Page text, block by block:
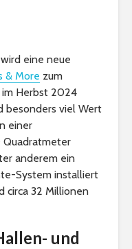
eine neue
& More zum
im Herbst 2024
besonders viel Wert
einer
Quadratmeter
anderem ein
System installiert
circa 32 Millionen
und